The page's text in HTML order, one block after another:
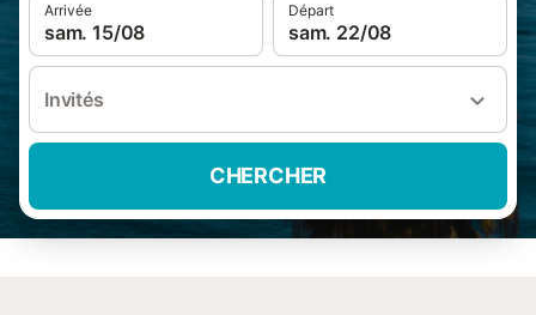
Arrivée
sam. 15/08
Départ
sam. 22/08
Invités
CHERCHER